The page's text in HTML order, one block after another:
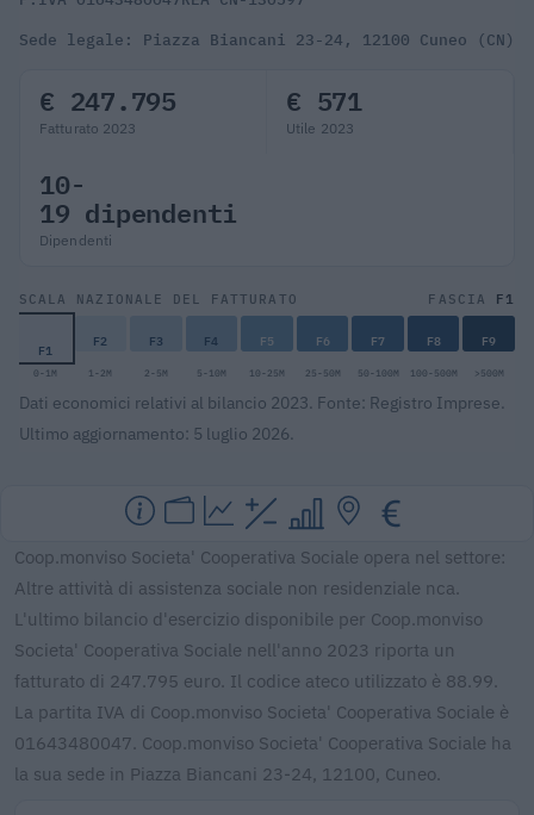
Sede legale: Piazza Biancani 23-24, 12100 Cuneo (CN)
€ 247.795
Fatturato 2023
€ 571
Utile 2023
10-
19 dipendenti
Dipendenti
SCALA NAZIONALE DEL FATTURATO FASCIA F1
F1 F2 F3 F4 F5 F6 F7 F8 F9
0-1M 1-2M 2-5M 5-10M 10-25M 25-50M 50-100M 100-500M >500M
Dati economici relativi al bilancio 2023. Fonte: Registro Imprese.
Ultimo aggiornamento: 5 luglio 2026.
Coop.monviso Societa' Cooperativa Sociale opera nel settore:
Altre attività di assistenza sociale non residenziale nca.
L'ultimo bilancio d'esercizio disponibile per Coop.monviso
Societa' Cooperativa Sociale nell'anno 2023 riporta un
fatturato di 247.795 euro. Il codice ateco utilizzato è 88.99.
La partita IVA di Coop.monviso Societa' Cooperativa Sociale è
01643480047. Coop.monviso Societa' Cooperativa Sociale ha
la sua sede in Piazza Biancani 23-24, 12100, Cuneo.